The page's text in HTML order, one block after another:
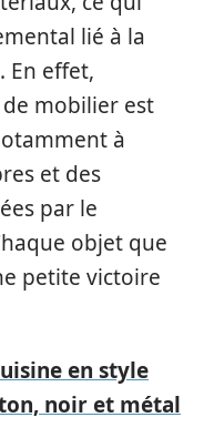
lié à la
En effet,
mobilier est
à
et des
par le
objet que
petite victoire
en style
noir et métal